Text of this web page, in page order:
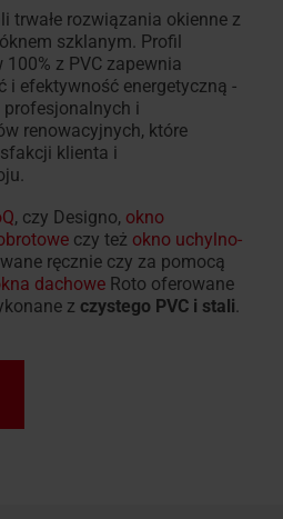
trwałe rozwiązania okienne z
szklanym. Profil
z PVC zapewnia
i efektywność energetyczną -
i
renowacyjnych, które
klienta i
, czy Designo, okno
czy też okno uchylno-
ręcznie czy za pomocą
dachowe Roto oferowane
z czystego PVC i stali